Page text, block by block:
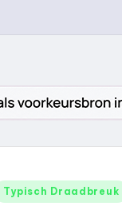
Typisch Draadbreuk